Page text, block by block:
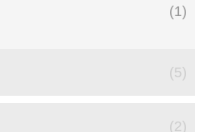
(1)
(5)
(2)